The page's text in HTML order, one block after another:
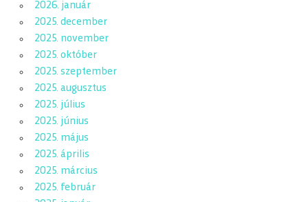
2026. január
2025. december
2025. november
2025. október
2025. szeptember
2025. augusztus
2025. július
2025. június
2025. május
2025. április
2025. március
2025. február